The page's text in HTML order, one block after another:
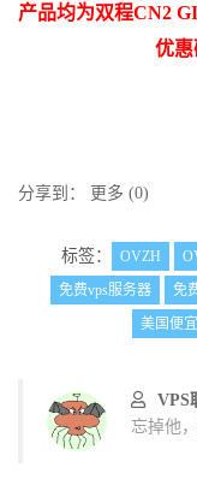
产品均为双程CN2
优惠
分享到： 更多 (0)
标签： OVZH
免费vps服务器
免
美国便
VPS
忘掉他